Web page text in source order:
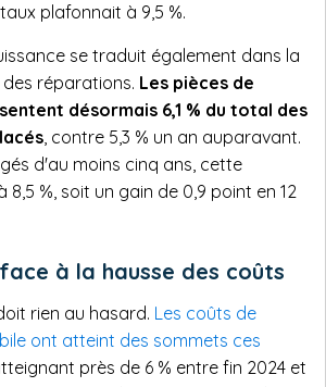
plafonnait à 9,5 %.
se traduit également dans la
réparations. Les pièces de
désormais 6,1 % du total des
, contre 5,3 % un an auparavant.
d'au moins cinq ans, cette
%, soit un gain de 0,9 point en 12
à la hausse des coûts
rien au hasard. Les coûts de
ont atteint des sommets ces
près de 6 % entre fin 2024 et